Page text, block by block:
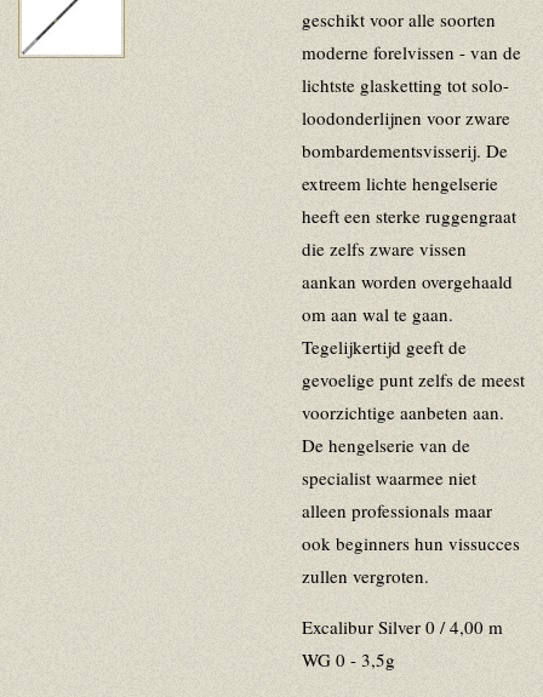
geschikt voor alle soorten
moderne forelvissen - van de
lichtste glasketting tot solo-
loodonderlijnen voor zware
bombardementsvisserij. De
extreem lichte hengelserie
heeft een sterke ruggengraat
die zelfs zware vissen
aankan worden overgehaald
om aan wal te gaan.
Tegelijkertijd geeft de
gevoelige punt zelfs de meest
voorzichtige aanbeten aan.
De hengelserie van de
specialist waarmee niet
alleen professionals maar
ook beginners hun vissucces
zullen vergroten.
Excalibur Silver 0 / 4,00 m
WG 0 - 3,5g